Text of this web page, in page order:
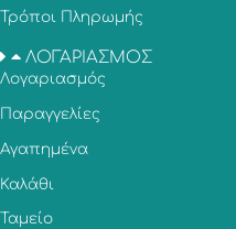
Τρόποι Πληρωμής
ΛΟΓΑΡΙΑΣΜΟΣ
Λογαριασμός
Παραγγελίες
Αγαπημένα
Καλάθι
Ταμείο